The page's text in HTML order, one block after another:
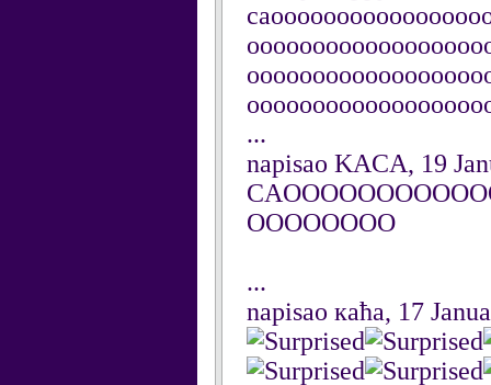
...
napisao KACA, 19
OOOOOOOO
...
napisao каћа, 17